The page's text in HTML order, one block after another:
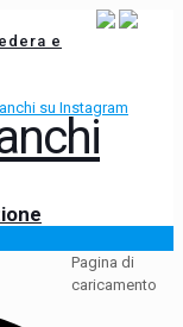
e
Pagina di
caricamento